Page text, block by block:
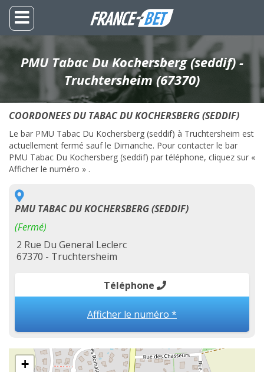
PMU Tabac Du Kochersberg (seddif) -
Truchtersheim (67370)
COORDONEES DU TABAC DU KOCHERSBERG (SEDDIF)
Le bar PMU Tabac Du Kochersberg (seddif) à Truchtersheim est
actuellement fermé sauf le Dimanche. Pour contacter le bar
PMU Tabac Du Kochersberg (seddif) par téléphone, cliquez sur «
Afficher le numéro » .
PMU TABAC DU KOCHERSBERG (SEDDIF)
(Fermé)
2 Rue Du General Leclerc
67370 - Truchtersheim
Téléphone
Afficher le numéro *
+